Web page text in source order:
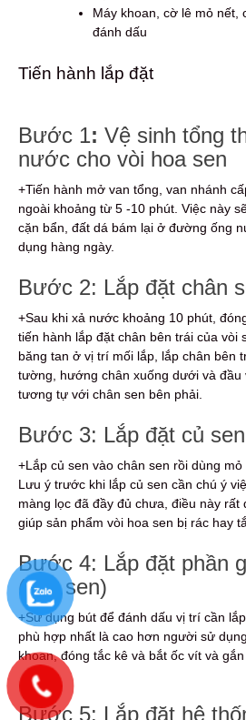
Máy khoan, cờ lê mỏ nết,
đánh dấu
Tiến hành lắp đặt
Bước 1: Vệ sinh tổng
nước cho vòi hoa sen
+Tiến hành mở van tổng, van nhánh
ngoài khoảng từ 5 -10 phút. Việc này
cặn bẩn, đất dá bám lại ở đường ống
dụng hàng ngày.
Bước 2: Lắp đặt chân
+Sau khi xả nước khoảng 10 phút,
tiến hành lắp đặt chân bên trái của vòi
băng tan ở vị trí mối lắp, lắp chân bên
tường, hướng chân xuống dưới và đầu
tương tự với chân sen bên phải.
Bước 3: Lắp đặt củ sen
+Lắp củ sen vào chân sen rồi dùng mỏ
Lưu ý trước khi lắp củ sen cần chú ý
màng lọc đã đầy đủ chưa, điều này rất
giúp sản phẩm vòi hoa sen bị rác hay
Bước 4: Lắp đặt phần
(cây sen)
+Sử dụng bút để đánh dấu vị trí cần
phù hợp nhất là cao hơn người sử
khoan, đóng tắc kê và bắt ốc vít và gắn
Bước 5: Lắp đặt hệ